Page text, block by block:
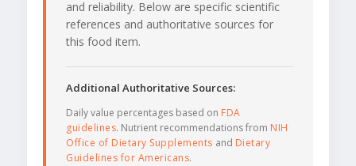
and reliability. Below are specific scientific
references and authoritative sources for
this food item.
Additional Authoritative Sources:
Daily value percentages based on FDA
guidelines. Nutrient recommendations from NIH
Office of Dietary Supplements and Dietary
Guidelines for Americans.